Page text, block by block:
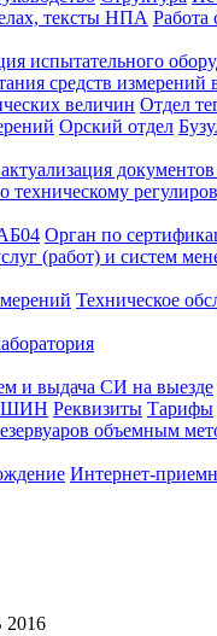
тексты НПА Работа
испытательного
средств измерений
величин Отдел
Орский отдел
Орган по
(работ) и систем
Техническое
и выдача СИ на выезде
Реквизиты Тарифы
объемным
Интернет-